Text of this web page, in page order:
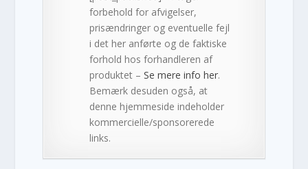
forbehold for afvigelser,
prisændringer og eventuelle fejl
i det her anførte og de faktiske
forhold hos forhandleren af
produktet –Se mere info her.
Bemærk desuden også, at
denne hjemmeside indeholder
kommercielle/sponsorerede
links.